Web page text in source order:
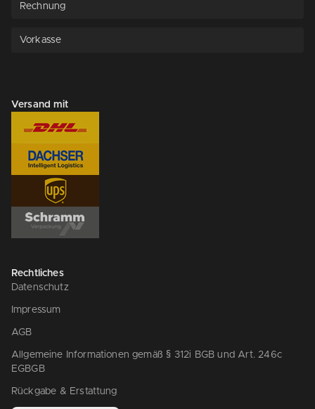
Rechnung
Vorkasse
Versand mit
Rechtliches
Datenschutz
Impressum
AGB
Allgemeine Informationen gemäß § 312i BGB und Art. 246c
EGBGB
Rückgabe & Erstattung